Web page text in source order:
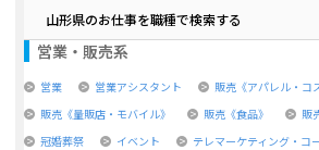
山形県のお仕事を職種で検索する
営業・販売系
営業 営業アシスタント
販売《アパレル・コ
販売《量販店・モバイル》
販売《食品》
販
冠婚葬祭
イベント
テレマーケティング・コ